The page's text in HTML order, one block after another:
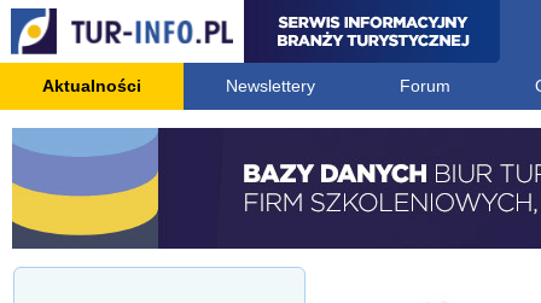
Aktualności Newslettery Forum